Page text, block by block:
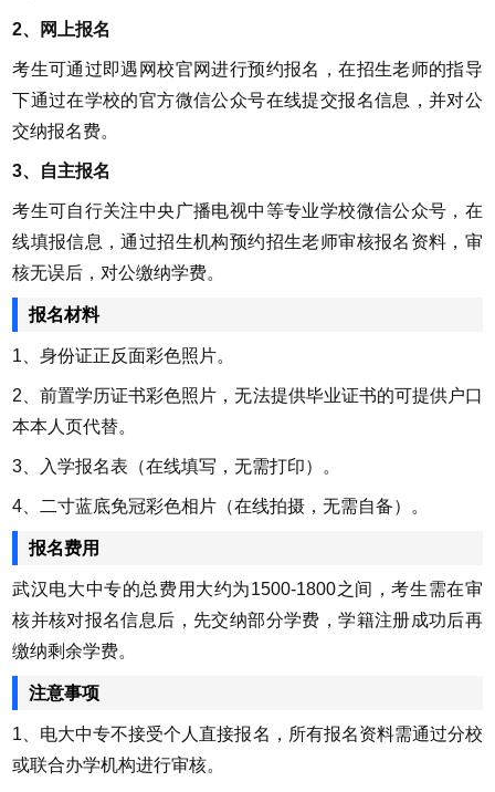
2、网上报名
考生可通过即遇网校官网进行预约报名，在招生老师的指导
下通过在学校的官方微信公众号在线提交报名信息，并对公
交纳报名费。
3、自主报名
考生可自行关注中央广播电视中等专业学校微信公众号，在
线填报信息，通过招生机构预约招生老师审核报名资料，审
核无误后，对公缴纳学费。
报名材料
1、身份证正反面彩色照片。
2、前置学历证书彩色照片，无法提供毕业证书的可提供户口
本本人页代替。
3、入学报名表（在线填写，无需打印）。
4、二寸蓝底免冠彩色相片（在线拍摄，无需自备）。
报名费用
武汉电大中专的总费用大约为1500-1800之间，考生需在审
核并核对报名信息后，先交纳部分学费，学籍注册成功后再
缴纳剩余学费。
注意事项
1、电大中专不接受个人直接报名，所有报名资料需通过分校
或联合办学机构进行审核。